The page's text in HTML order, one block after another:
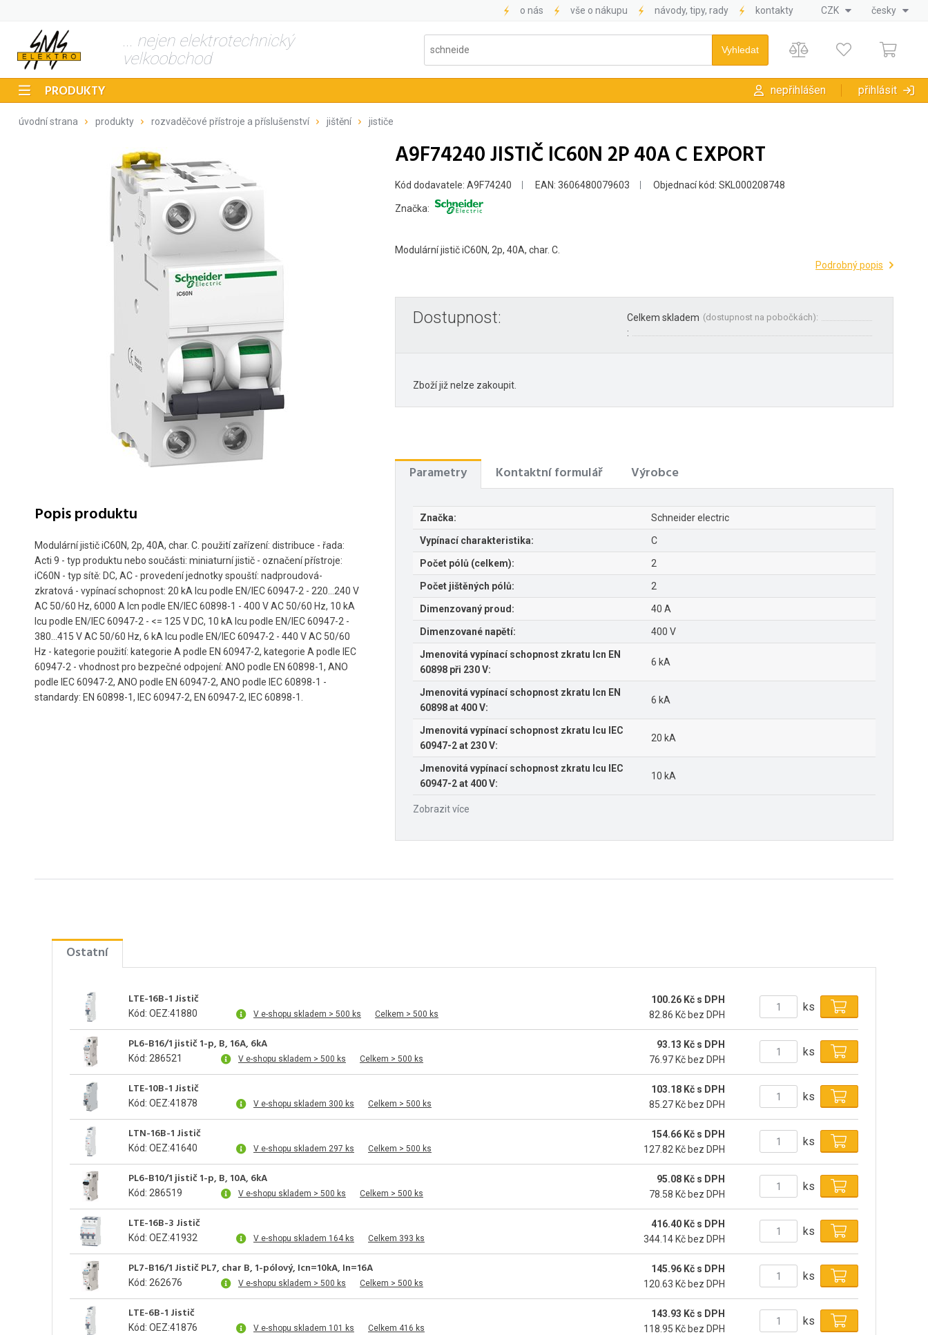
o nás vše o nákupu návody, tipy, rady kontakty CZK česky
... nejen elektrotechnický
velkoobchod
PRODUKTY nepřihlášen přihlásit
úvodní strana produkty rozvaděčové přístroje a příslušenství jištění jističe
Popis produktu
Modulární jistič iC60N, 2p, 40A, char. C. použití zařízení: distribuce - řada:
Acti 9 - typ produktu nebo součásti: miniaturní jistič - označení přístroje:
iC60N - typ sítě: DC, AC - provedení jednotky spouští: nadproudová-
zkratová - vypínací schopnost: 20 kA Icu podle EN/IEC 60947-2 - 220...240 V
AC 50/60 Hz, 6000 A Icn podle EN/IEC 60898-1 - 400 V AC 50/60 Hz, 10 kA
Icu podle EN/IEC 60947-2 - <= 125 V DC, 10 kA Icu podle EN/IEC 60947-2 -
380...415 V AC 50/60 Hz, 6 kA Icu podle EN/IEC 60947-2 - 440 V AC 50/60
Hz - kategorie použití: kategorie A podle EN 60947-2, kategorie A podle IEC
60947-2 - vhodnost pro bezpečné odpojení: ANO podle EN 60898-1, ANO
podle IEC 60947-2, ANO podle EN 60947-2, ANO podle IEC 60898-1 -
standardy: EN 60898-1, IEC 60947-2, EN 60947-2, IEC 60898-1.
A9F74240 JISTIČ IC60N 2P 40A C EXPORT
Kód dodavatele: A9F74240 EAN: 3606480079603 Objednací kód: SKL000208748
Značka:
Modulární jistič iC60N, 2p, 40A, char. C.
Podrobný popis
Dostupnost: Celkem skladem (dostupnost na pobočkách):
:
Zboží již nelze zakoupit.
Parametry Kontaktní formulář Výrobce
Značka: Schneider electric
Vypínací charakteristika: C
Počet pólů (celkem): 2
Počet jištěných pólů: 2
Dimenzovaný proud: 40 A
Dimenzované napětí: 400 V
Jmenovitá vypínací schopnost zkratu Icn EN
60898 při 230 V:
6 kA
Jmenovitá vypínací schopnost zkratu Icn EN
60898 at 400 V:
6 kA
Jmenovitá vypínací schopnost zkratu Icu IEC
60947-2 at 230 V:
20 kA
Jmenovitá vypínací schopnost zkratu Icu IEC
60947-2 at 400 V:
10 kA
Zobrazit více
Ostatní
LTE-16B-1 Jistič
Kód: OEZ:41880 V e-shopu skladem > 500 ks Celkem > 500 ks
100.26 Kč s DPH
82.86 Kč bez DPH
ks
PL6-B16/1 jistič 1-p, B, 16A, 6kA
Kód: 286521 V e-shopu skladem > 500 ks Celkem > 500 ks
93.13 Kč s DPH
76.97 Kč bez DPH
ks
LTE-10B-1 Jistič
Kód: OEZ:41878 V e-shopu skladem 300 ks Celkem > 500 ks
103.18 Kč s DPH
85.27 Kč bez DPH
ks
LTN-16B-1 Jistič
Kód: OEZ:41640 V e-shopu skladem 297 ks Celkem > 500 ks
154.66 Kč s DPH
127.82 Kč bez DPH
ks
PL6-B10/1 jistič 1-p, B, 10A, 6kA
Kód: 286519 V e-shopu skladem > 500 ks Celkem > 500 ks
95.08 Kč s DPH
78.58 Kč bez DPH
ks
LTE-16B-3 Jistič
Kód: OEZ:41932 V e-shopu skladem 164 ks Celkem 393 ks
416.40 Kč s DPH
344.14 Kč bez DPH
ks
PL7-B16/1 Jistič PL7, char B, 1-pólový, Icn=10kA, In=16A
Kód: 262676 V e-shopu skladem > 500 ks Celkem > 500 ks
145.96 Kč s DPH
120.63 Kč bez DPH
ks
LTE-6B-1 Jistič
Kód: OEZ:41876 V e-shopu skladem 101 ks Celkem 416 ks
143.93 Kč s DPH
118.95 Kč bez DPH
ks